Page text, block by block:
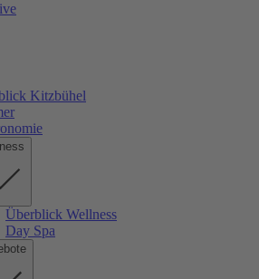
Kitzbühel
Überblick Wellness
Day Spa